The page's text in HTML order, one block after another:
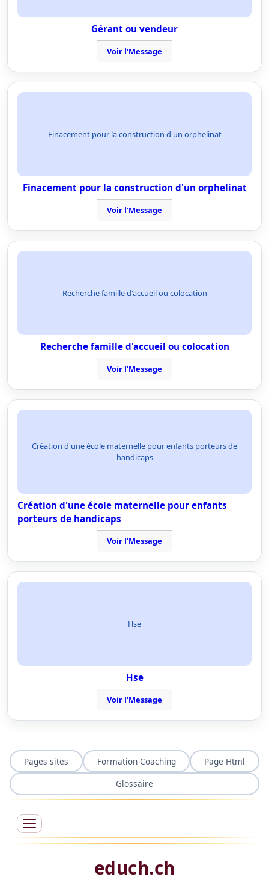
Gérant ou vendeur
Voir l'Message
Finacement pour la construction d'un orphelinat
Finacement pour la construction d'un orphelinat
Voir l'Message
Recherche famille d'accueil ou colocation
Recherche famille d'accueil ou colocation
Voir l'Message
Création d'une école maternelle pour enfants porteurs de
handicaps
Création d'une école maternelle pour enfants
porteurs de handicaps
Voir l'Message
Hse
Hse
Voir l'Message
Pages sites Formation Coaching
Page Html
Glossaire
educh.ch